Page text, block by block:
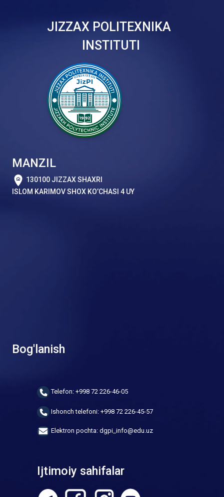
JIZZAX POLITEXNIKA
INSTITUTI
MANZIL
130100 JIZZAX SHAXRI
ISLOM KARIMOV SHOX KO’CHASI 4 UY
Bog'lanish
Telefon: +998 72 226-46-05
Ishonch telefoni: +998 72 226-45-57
Elektron pochta: dgpi_info@edu.uz
Ijtimoiy sahifalar